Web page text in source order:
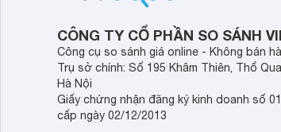
thông thoáng, hút khói bụi trong
Đường cánh quạt 350mm giúp tạo
Ảnh Meta.vn
CÔNG TY CỔ PHẦN SO SÁNH
Công cụ so sánh giá online - Không bán
Trụ sở chính: Số 195 Khâm Thiên, Thổ
Hà Nội
Giấy chứng nhận đăng ký kinh doanh số
cấp ngày 02/12/2013